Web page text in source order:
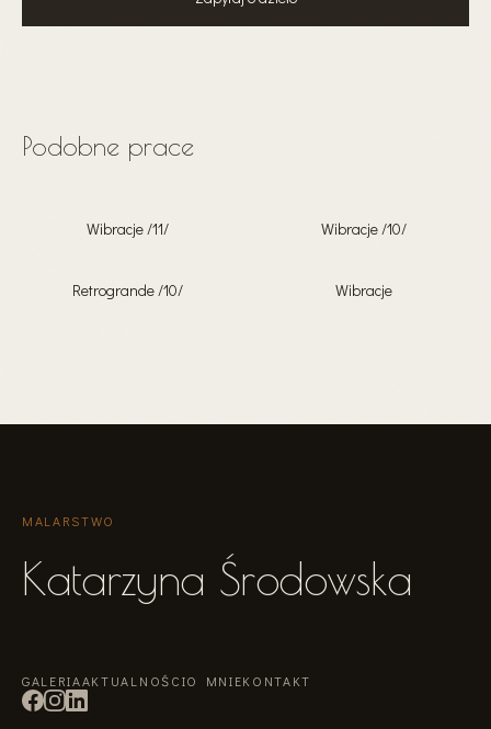
Podobne prace
Wibracje /11/ Wibracje /10/
Retrogrande /10/ Wibracje
MALARSTWO
Katarzyna Środowska
GALERIAAKTUALNOŚCIO MNIEKONTAKT